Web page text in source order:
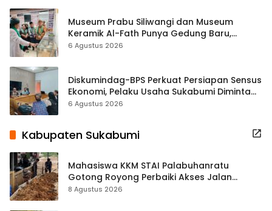
Museum Prabu Siliwangi dan Museum
Keramik Al-Fath Punya Gedung Baru,
Hampir 500 Koleksi Dipisahkan
6 Agustus 2026
Diskumindag-BPS Perkuat Persiapan Sensus
Ekonomi, Pelaku Usaha Sukabumi Diminta
Terbuka Beri Data
6 Agustus 2026
Kabupaten Sukabumi
Mahasiswa KKM STAI Palabuhanratu
Gotong Royong Perbaiki Akses Jalan
Majelis Ta’lim di Sagaranten
8 Agustus 2026